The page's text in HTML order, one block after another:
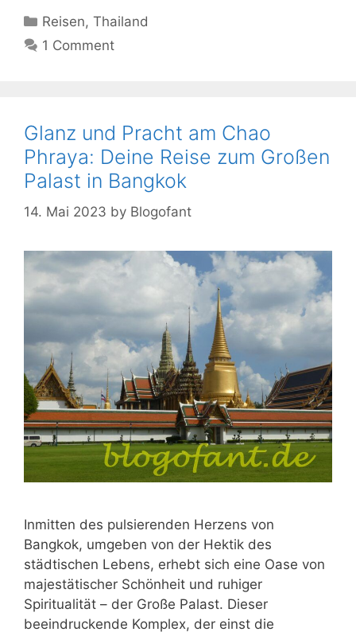
Kategorien
Reisen,Thailand
1 Comment
Glanz und Pracht am Chao
Phraya: Deine Reise zum Großen
Palast in Bangkok
14. Mai 2023 by Blogofant
Inmitten des pulsierenden Herzens von
Bangkok, umgeben von der Hektik des
städtischen Lebens, erhebt sich eine Oase von
majestätischer Schönheit und ruhiger
Spiritualität – der Große Palast. Dieser
beeindruckende Komplex, der einst die